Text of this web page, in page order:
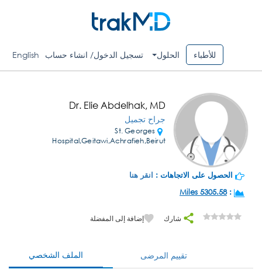
للأطباء الحلول تسجيل الدخول/ انشاء حساب English
Dr. Elie Abdelhak, MD
جراح تجميل
St. Georges
Hospital,Geitawi,Achrafieh,Beirut
الحصول على الاتجاهات : انقر هنا
:
5305.58 Miles
شارك إضافة إلى المفضلة
الملف الشخصي تقييم المرضى